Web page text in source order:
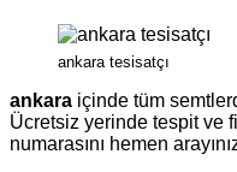
ankara tesisatçı
ankara içinde tüm
Ücretsiz yerinde tespit ve
numarasını hemen